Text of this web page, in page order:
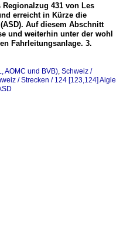
Regionalzug 431 von Les
erreicht in Kürze die
Auf diesem Abschnitt
und weiterhin unter der wohl
Fahrleitungsanlage. 3.
AOMC und BVB) Schweiz /
/ Strecken / 124 [123,124] Aigle